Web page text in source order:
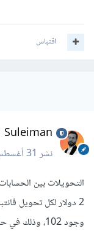
اقتباس
Suleiman
نشر31 أغسطس 2024
التحويلات بين
وجود 102، وذلك في حال وجود رصيد بحسابك بالفعل.